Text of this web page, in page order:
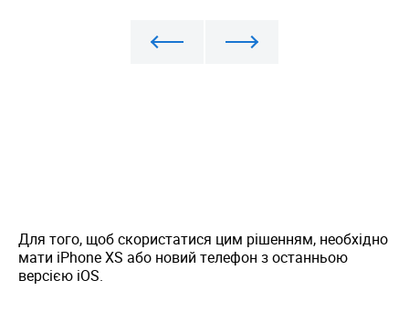
Для того, щоб скористатися цим рішенням, необхідно
мати iPhone XS або новий телефон з останньою
версією iOS.